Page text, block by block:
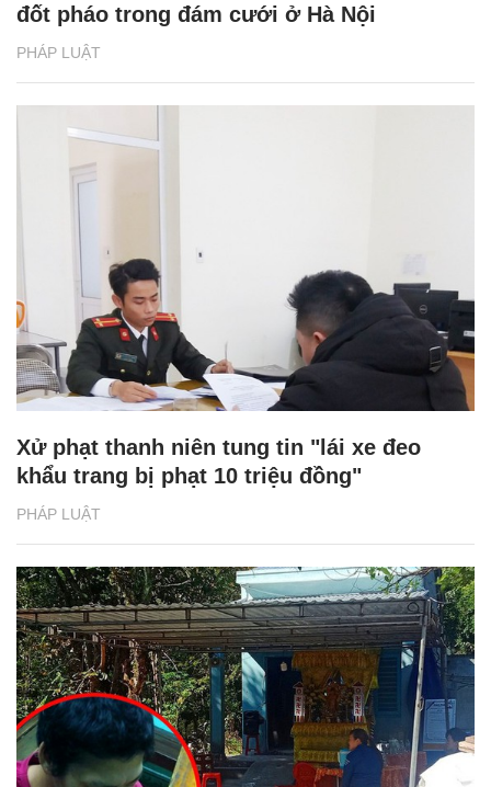
PHÁP LUẬT
đốt pháo trong đám cưới ở Hà Nội
PHÁP LUẬT
Xử phạt thanh niên tung tin "lái xe đeo
khẩu trang bị phạt 10 triệu đồng"